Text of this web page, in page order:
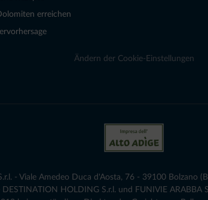
erreichen
Ändern der Cookie-Einstellungen
- Viale Amedeo Duca d'Aosta, 76 - 39100 Bolzano
HOLDING S.r.l. und FUNIVIE